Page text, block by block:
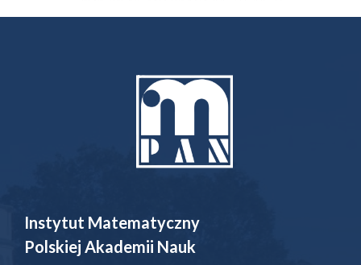
Instytut Matematyczny
Polskiej Akademii Nauk